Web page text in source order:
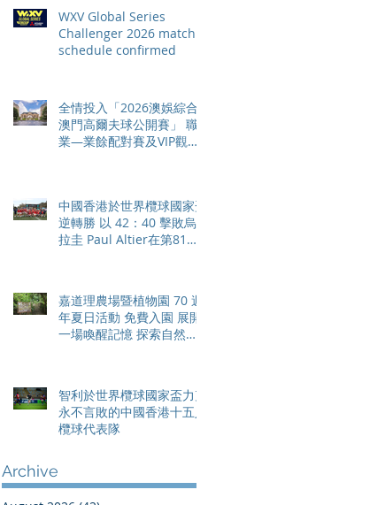
pace
WXV Global Series
Challenger 2026 match
schedule confirmed
全情投入「2026澳娛綜合
澳門高爾夫球公開賽」 職
業—業餘配對賽及VIP觀賽
中國香港於世界欖球國家盃
逆轉勝 以 42：40 擊敗烏
拉圭 Paul Altier在第81分
嘉道理農場暨植物園 70 週
年夏日活動 免費入園 展開
一場喚醒記憶 探索自然與
智利於世界欖球國家盃力克
永不言敗的中國香港十五人
欖球代表隊
Archive